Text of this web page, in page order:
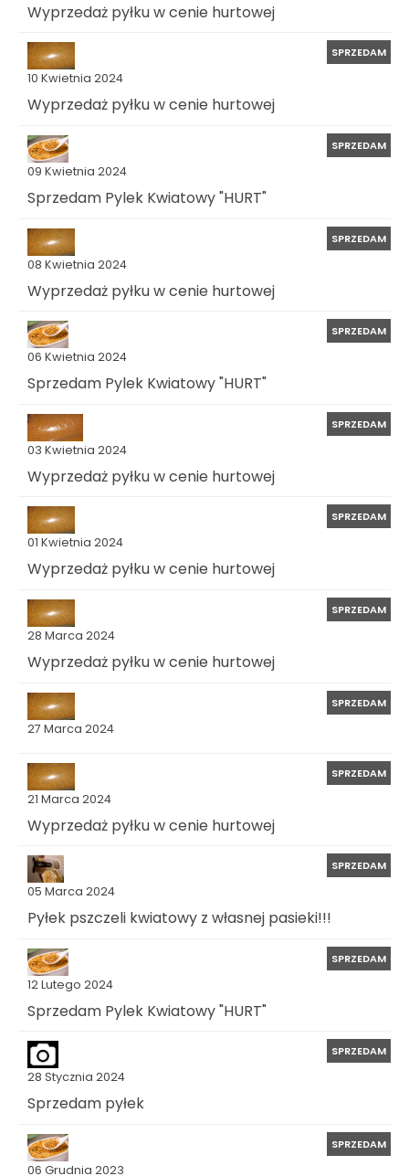
Wyprzedaż pyłku w cenie hurtowej
10 Kwietnia 2024
SPRZEDAM
Wyprzedaż pyłku w cenie hurtowej
09 Kwietnia 2024
SPRZEDAM
Sprzedam Pylek Kwiatowy "HURT"
08 Kwietnia 2024
SPRZEDAM
Wyprzedaż pyłku w cenie hurtowej
06 Kwietnia 2024
SPRZEDAM
Sprzedam Pylek Kwiatowy "HURT"
03 Kwietnia 2024
SPRZEDAM
Wyprzedaż pyłku w cenie hurtowej
01 Kwietnia 2024
SPRZEDAM
Wyprzedaż pyłku w cenie hurtowej
28 Marca 2024
SPRZEDAM
Wyprzedaż pyłku w cenie hurtowej
27 Marca 2024
SPRZEDAM
21 Marca 2024
SPRZEDAM
Wyprzedaż pyłku w cenie hurtowej
05 Marca 2024
SPRZEDAM
Pyłek pszczeli kwiatowy z własnej pasieki!!!
12 Lutego 2024
SPRZEDAM
Sprzedam Pylek Kwiatowy "HURT"
28 Stycznia 2024
SPRZEDAM
Sprzedam pyłek
06 Grudnia 2023
SPRZEDAM